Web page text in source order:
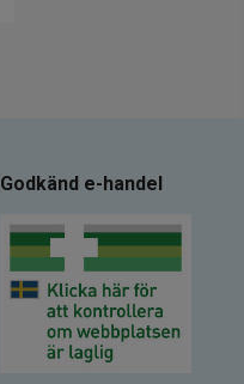
Godkänd e-handel